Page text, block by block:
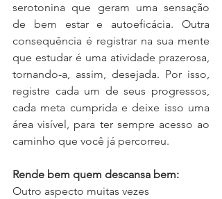
serotonina que geram uma sensação
de bem estar e autoeficácia. Outra
consequência é registrar na sua mente
que estudar é uma atividade prazerosa,
tornando-a, assim, desejada. Por isso,
registre cada um de seus progressos,
cada meta cumprida e deixe isso uma
área visível, para ter sempre acesso ao
caminho que você já percorreu.
Rende bem quem descansa bem:
Outro aspecto muitas vezes